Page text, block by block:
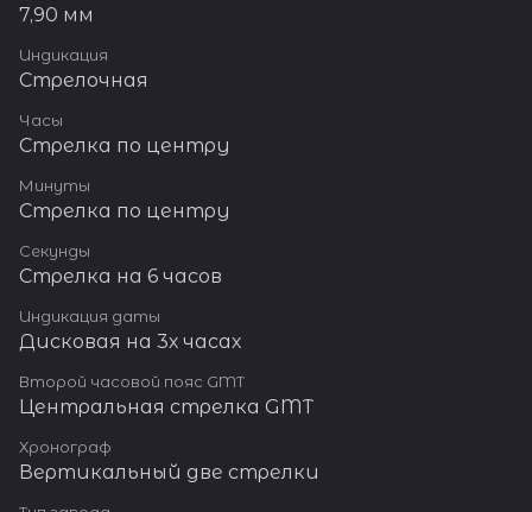
7,90 мм
Индикация
Стрелочная
Часы
Стрелка по центру
Минуты
Стрелка по центру
Секунды
Стрелка на 6 часов
Индикация даты
Дисковая на 3х часах
Второй часовой пояс GMT
Центральная стрелка GMT
Хронограф
Вертикальный две стрелки